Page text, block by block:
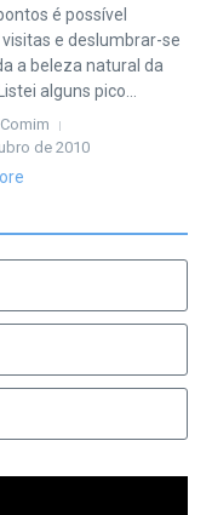
é possível
e deslumbrar-se
a beleza natural da
alguns pico...
de 2010